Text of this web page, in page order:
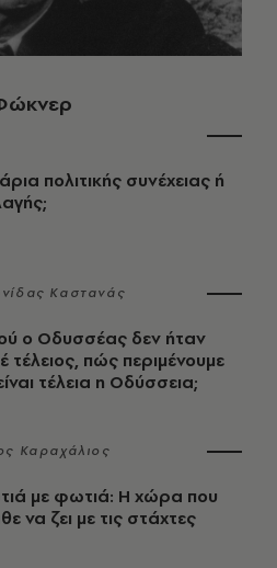
πολιτικής συνέχειας ή
Καστανάς
ο Οδυσσέας δεν ήταν
τέλειος, πώς περιμένουμε
τέλεια η Οδύσσεια;
Καραχάλιος
με φωτιά: Η χώρα που
να ζει με τις στάχτες